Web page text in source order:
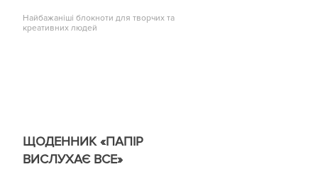
Найбажаніші блокноти для творчих та
креативних людей
ЩОДЕННИК «ПАПІР
ВИСЛУХАЄ ВСЕ»